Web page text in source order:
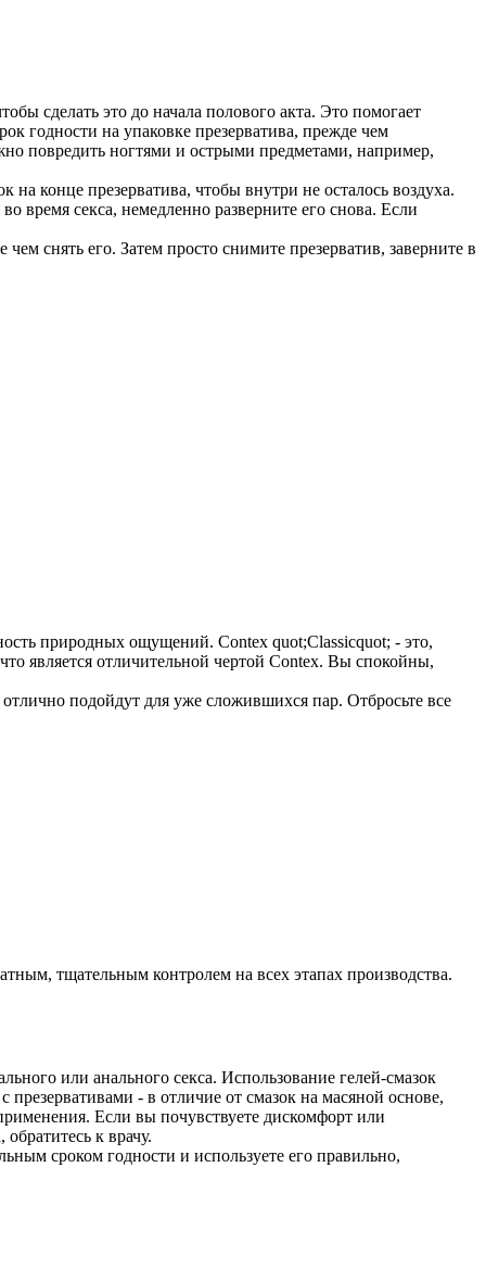
сделать это до начала полового акта. Это помогает
годности на упаковке презерватива, прежде чем
повредить ногтями и острыми предметами, например,
конце презерватива, чтобы внутри не осталось воздуха.
время секса, немедленно разверните его снова. Если
снять его. Затем просто снимите презерватив, заверните в
природных ощущений. Сontex quot;Classicquot; - это,
является отличительной чертой Contex. Вы спокойны,
подойдут для уже сложившихся пар. Отбросьте все
тщательным контролем на всех этапах производства.
или анального секса. Использование гелей-смазок
презервативами - в отличие от смазок на масяной основе,
Если вы почувствуете дискомфорт или
к врачу.
сроком годности и используете его правильно,